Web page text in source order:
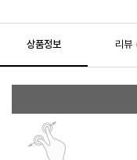
상품정보 리뷰